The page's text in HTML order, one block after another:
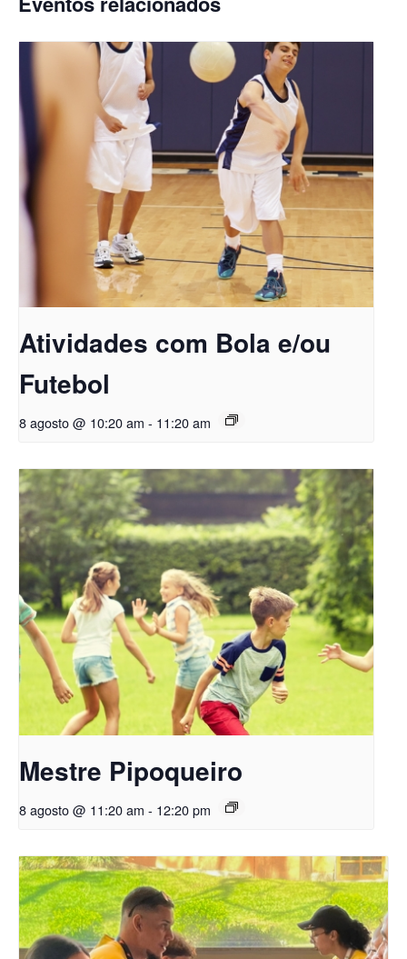
Atividades com Bola e/ou
Futebol
8 agosto @ 10:20 am - 11:20 am
Mestre Pipoqueiro
8 agosto @ 11:20 am - 12:20 pm